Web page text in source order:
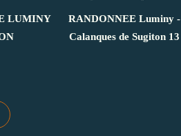
LUMINY
RANDONNEE Luminy -
Calanques de Sugiton 13